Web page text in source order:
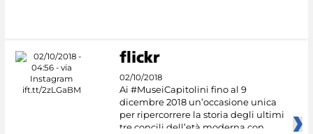
02/10/2018
Ai #MuseiCapitolini fino al 9
dicembre 2018 un’occasione unica
per ripercorrere la storia degli ultimi
tre concili dell’età moderna con